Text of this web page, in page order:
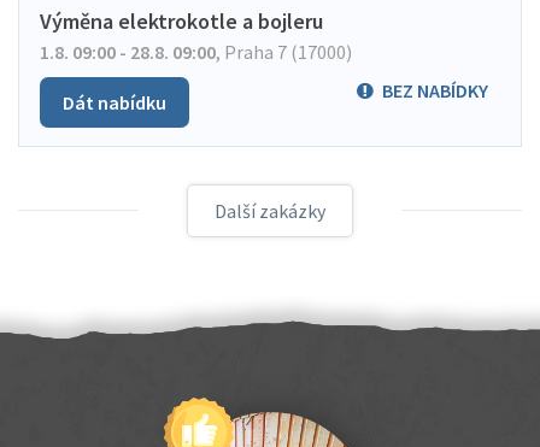
Výměna elektrokotle a bojleru
1.8. 09:00 - 28.8. 09:00, Praha 7 (17000)
BEZ NABÍDKY
Dát nabídku
Další zakázky